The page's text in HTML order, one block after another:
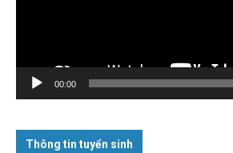
00:00
Thông tin tuyển sinh